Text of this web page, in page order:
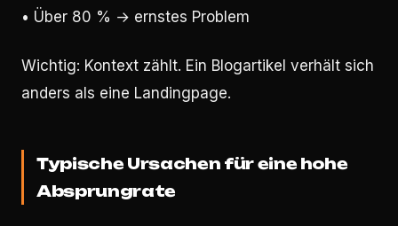
• Über 80 % → ernstes Problem
Wichtig: Kontext zählt. Ein Blogartikel verhält sich
anders als eine Landingpage.
Typische Ursachen für eine hohe
Absprungrate